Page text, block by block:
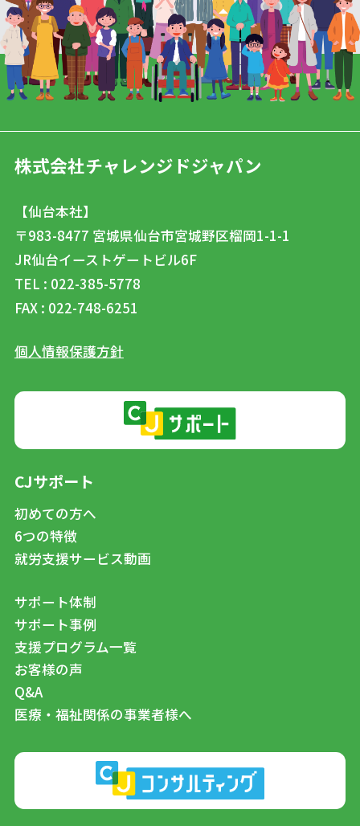
株式会社チャレンジドジャパン
【仙台本社】
〒983-8477 宮城県仙台市宮城野区榴岡1-1-1
JR仙台イーストゲートビル6F
TEL : 022-385-5778
FAX : 022-748-6251
個人情報保護方針
CJサポート
初めての方へ
6つの特徴
就労支援サービス動画
サポート体制
サポート事例
支援プログラム一覧
お客様の声
Q&A
医療・福祉関係の事業者様へ